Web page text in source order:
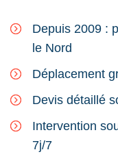
Depuis 2009 :
le Nord
Déplacement
Devis détaillé
Intervention
7j/7